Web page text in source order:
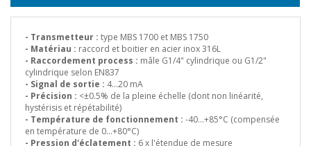
- Transmetteur : type MBS 1700 et MBS 1750
- Matériau : raccord et boitier en acier inox 316L
- Raccordement process : mâle G1/4" cylindrique ou G1/2"
cylindrique selon EN837
- Signal de sortie : 4…20 mA
- Précision : <±0.5% de la pleine échelle (dont non linéarité,
hystérisis et répétabilité)
- Température de fonctionnement : -40…+85°C (compensée
en température de 0…+80°C)
- Pression d'éclatement : 6 x l'étendue de mesure